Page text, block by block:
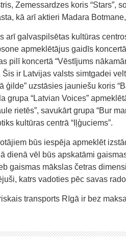
Zemessardzes koris “Stars”,
kā arī aktieri Madara
arī galvaspilsētas kultūras
apmeklētājus gaidīs
pilī koncertā “Vēstījums
ir Latvijas valsts simtgadei
ģilde” uzstāsies jauniešu koris
grupa “Latvian Voices”
rietēs”, savukārt grupa “Bur
kultūras centrā “Iļģuciems”.
būs iespēja apmeklēt
dienā vēl būs apskatāmi
gaismas mākslas četras
katrs vadoties pēc savas
transports Rīgā ir bez